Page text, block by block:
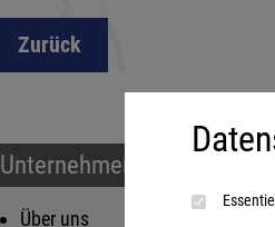
Zurück
Unternehmen & Service
Über uns
Essentiell